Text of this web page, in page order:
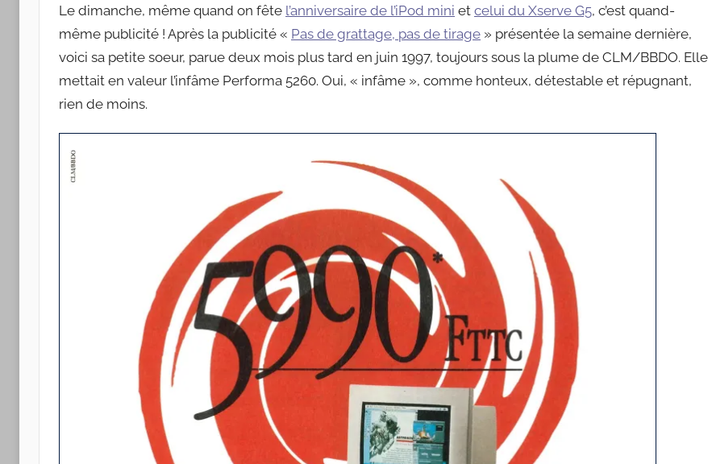
Apple
Le dimanche, même quand on fête l’anniversaire de l’iPod mini et celui du Xserve G5, c’est quand-
même publicité ! Après la publicité « Pas de grattage, pas de tirage » présentée la semaine dernière,
voici sa petite soeur, parue deux mois plus tard en juin 1997, toujours sous la plume de CLM/BBDO. Elle
mettait en valeur l’infâme Performa 5260. Oui, « infâme », comme honteux, détestable et répugnant,
rien de moins.